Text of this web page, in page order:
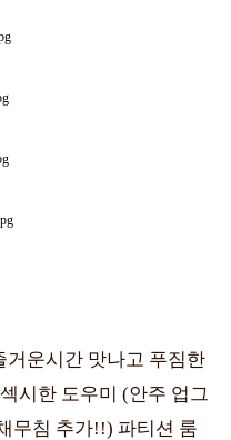
거운시간 맛나고 푸짐한
시한 도우미 (안주 업그
무침 추가!!) 파티션 룸